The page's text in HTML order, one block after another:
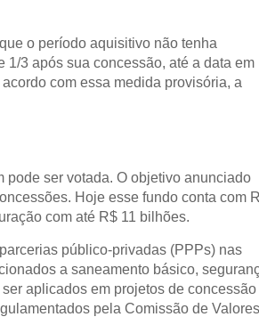
o período aquisitivo não tenha
1/3 após sua concessão, até a data em
com essa medida provisória, a
pode ser votada. O objetivo anunciado
Hoje esse fundo conta com
com até R$ 11 bilhões.
público-privadas (PPPs) nas
a saneamento básico,
aplicados em projetos de concessão
pela Comissão de Valores